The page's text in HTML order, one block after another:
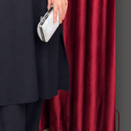
veya WhatsApp
yazan Ürün Kodu'nu
görüştüğünüzde
Telefon ile Sipariş